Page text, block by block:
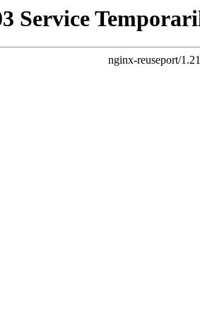
Service
nginx-reuseport/